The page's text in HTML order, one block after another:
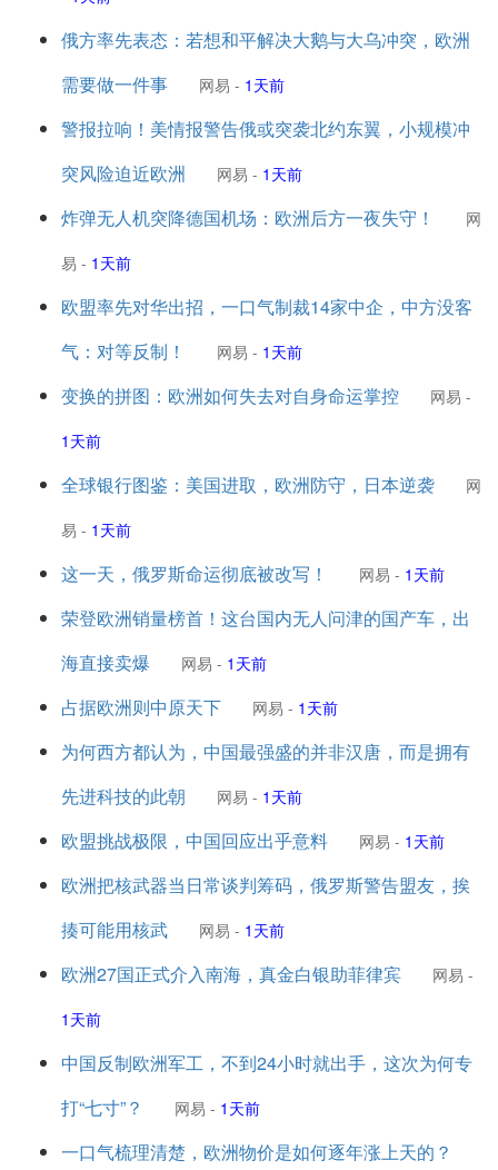
俄方率先表态：若想和平解决大鹅与大乌冲突，欧洲
需要做一件事
网易 - 1天前
警报拉响！美情报警告俄或突袭北约东翼，小规模冲
突风险迫近欧洲
网易 - 1天前
炸弹无人机突降德国机场：欧洲后方一夜失守！
网
易 - 1天前
欧盟率先对华出招，一口气制裁14家中企，中方没客
气：对等反制！
网易 - 1天前
变换的拼图：欧洲如何失去对自身命运掌控 网易 -
1天前
全球银行图鉴：美国进取，欧洲防守，日本逆袭
网
易 - 1天前
这一天，俄罗斯命运彻底被改写！ 网易 - 1天前
荣登欧洲销量榜首！这台国内无人问津的国产车，出
海直接卖爆
网易 - 1天前
占据欧洲则中原天下 网易 - 1天前
为何西方都认为，中国最强盛的并非汉唐，而是拥有
先进科技的此朝
网易 - 1天前
欧盟挑战极限，中国回应出乎意料 网易 - 1天前
欧洲把核武器当日常谈判筹码，俄罗斯警告盟友，挨
揍可能用核武
网易 - 1天前
欧洲27国正式介入南海，真金白银助菲律宾 网易 -
1天前
中国反制欧洲军工，不到24小时就出手，这次为何专
打“七寸”？
网易 - 1天前
一口气梳理清楚，欧洲物价是如何逐年涨上天的？